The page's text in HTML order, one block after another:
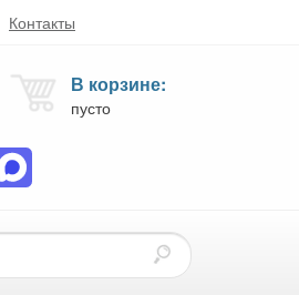
Контакты
В корзине:
пусто